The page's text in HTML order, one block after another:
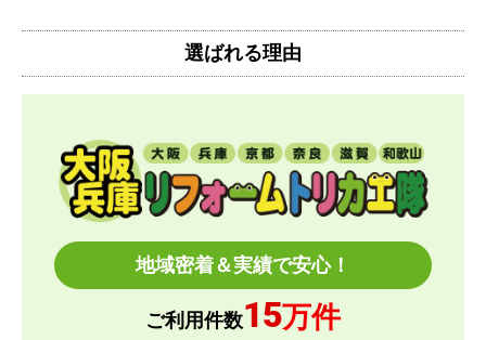
注文(入金)してから10日後にお届け、その後、工事
費を日程調整させてもらいました。
【その他感想・コメント】
工事日の都合が悪くなったためリスケをお願いした
ところ
快く対応していただきました。やりとりもスムーズ
でした。
とどーーんさん
選ばれる理由
地域密着＆実績で安心！
ご利用件数15万件